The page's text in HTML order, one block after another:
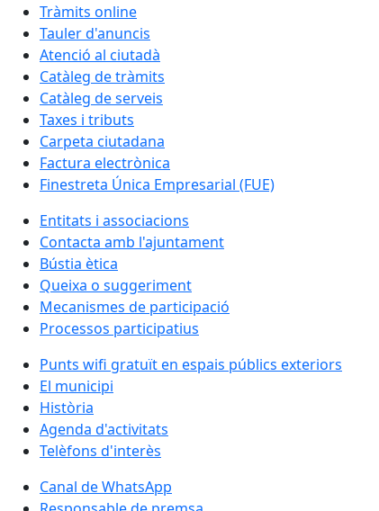
Tràmits online
Tauler d'anuncis
Atenció al ciutadà
Catàleg de tràmits
Catàleg de serveis
Taxes i tributs
Carpeta ciutadana
Factura electrònica
Finestreta Única Empresarial (FUE)
Entitats i associacions
Contacta amb l'ajuntament
Bústia ètica
Queixa o suggeriment
Mecanismes de participació
Processos participatius
Punts wifi gratuït en espais públics exteriors
El municipi
Història
Agenda d'activitats
Telèfons d'interès
Canal de WhatsApp